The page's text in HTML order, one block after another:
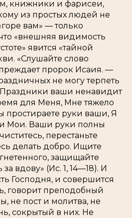
книжники и фарисеи,
из простых людей не
вам» — только
«внешняя видимость
явится «тайной
«Слушайте слово
пророк Исаия. —
не могу терпеть
ваши ненавидит
для Меня, Мне тяжело
простираете руки ваши, Я
Мои. Ваши руки полны
перестаньте
делать добро. Ищите
защищайте
за вдову» (Ис. 1, 14—18). И
Господня, и совершится
говорит преподобный
не пост и молитва, не
сокрытый в них. Не